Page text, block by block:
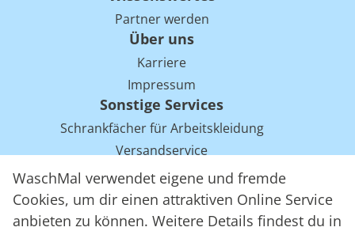
WaschMal verwendet eigene und fremde
Cookies, um dir einen attraktiven Online Service
anbieten zu können. Weitere Details findest du in
Partner werden
Über uns
Karriere
Impressum
Sonstige Services
Schrankfächer für Arbeitskleidung
Versandservice
Einsparpotentiale für Mietwäsche bei Arbeitskleidung
Arbeitskleidung Tracking mit RFID